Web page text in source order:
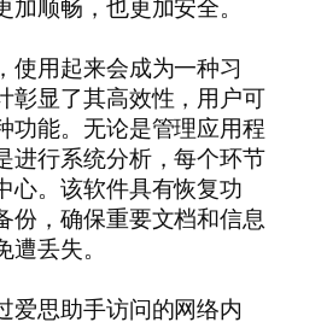
顺畅，也更加安全。
使用起来会成为一种习
彰显了其高效性，用户可
功能。无论是管理应用程
进行系统分析，每个环节
心。该软件具有恢复功
份，确保重要文档和信息
丢失。
爱思助手访问的网络内